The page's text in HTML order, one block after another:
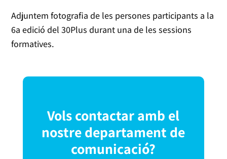
Adjuntem fotografia de les persones participants a la
6a edició del 30Plus durant una de les sessions
formatives.
Vols contactar amb el
nostre departament de
comunicació?